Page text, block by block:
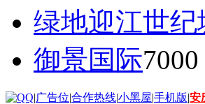
绿地迎江世纪
御景国际7000
|广告位|合作热线|小黑屋|手机版|安